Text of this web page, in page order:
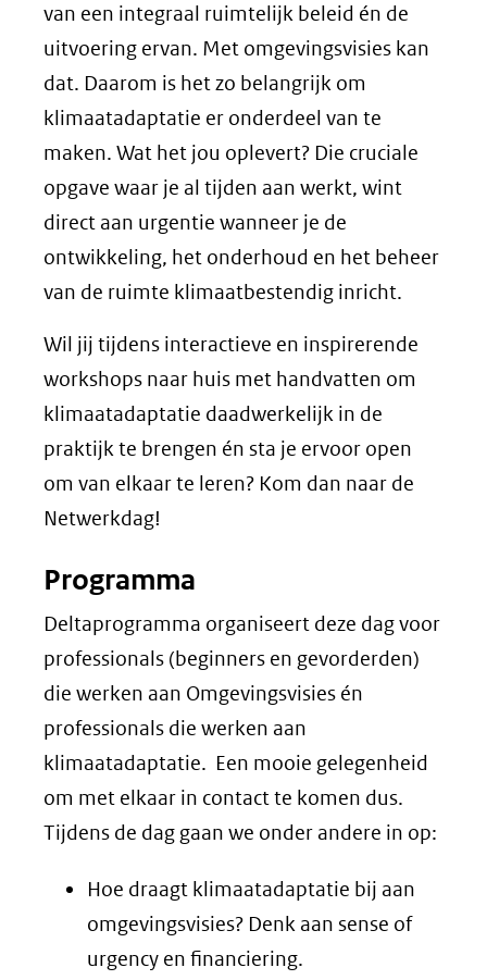
van een integraal ruimtelijk beleid én de
uitvoering ervan. Met omgevingsvisies kan
dat. Daarom is het zo belangrijk om
klimaatadaptatie er onderdeel van te
maken. Wat het jou oplevert? Die cruciale
opgave waar je al tijden aan werkt, wint
direct aan urgentie wanneer je de
ontwikkeling, het onderhoud en het beheer
van de ruimte klimaatbestendig inricht.
Wil jij tijdens interactieve en inspirerende
workshops naar huis met handvatten om
klimaatadaptatie daadwerkelijk in de
praktijk te brengen én sta je ervoor open
om van elkaar te leren? Kom dan naar de
Netwerkdag!
Programma
Deltaprogramma organiseert deze dag voor
professionals (beginners en gevorderden)
die werken aan Omgevingsvisies én
professionals die werken aan
klimaatadaptatie. Een mooie gelegenheid
om met elkaar in contact te komen dus.
Tijdens de dag gaan we onder andere in op:
Hoe draagt klimaatadaptatie bij aan
omgevingsvisies? Denk aan sense of
urgency en financiering.